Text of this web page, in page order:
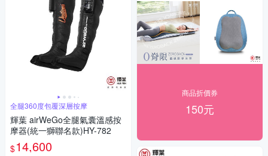
全腿360度包覆深層按摩
輝葉 airWeGo全腿氣囊溫感按
摩器(統一獅聯名款)HY-782
$14,600
商品折價券
150元